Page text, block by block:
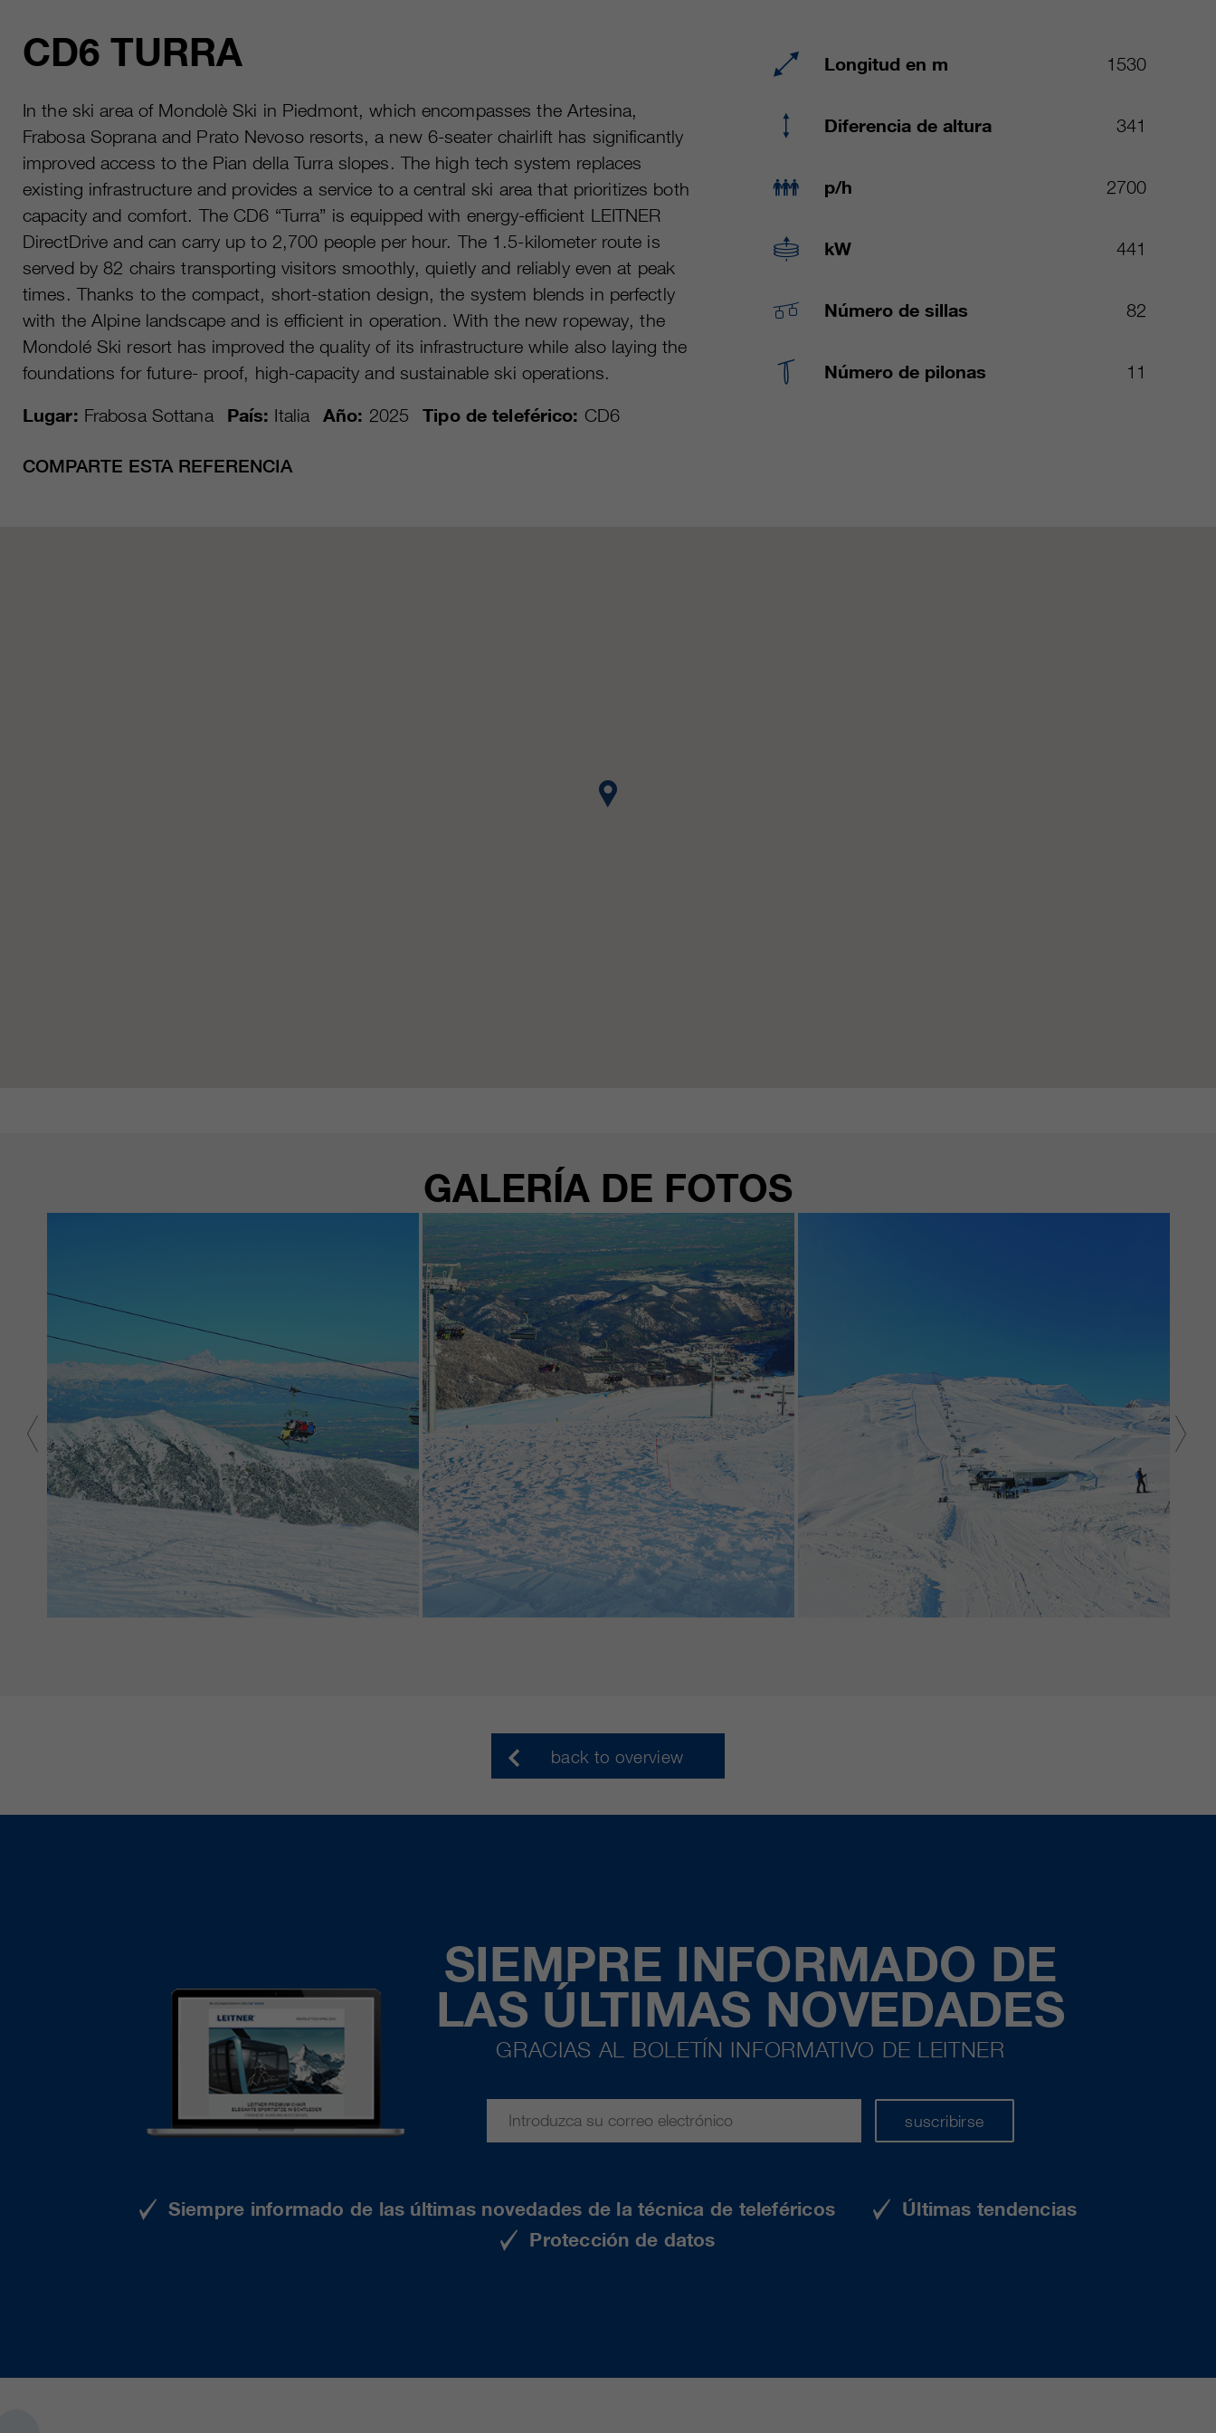
CD6 TURRA
In the ski area of Mondolè Ski in Piedmont, which encompasses the Artesina,
Frabosa Soprana and Prato Nevoso resorts, a new 6-seater chairlift has significantly
improved access to the Pian della Turra slopes. The high tech system replaces
existing infrastructure and provides a service to a central ski area that prioritizes both
capacity and comfort. The CD6 “Turra” is equipped with energy-efficient LEITNER
DirectDrive and can carry up to 2,700 people per hour. The 1.5-kilometer route is
served by 82 chairs transporting visitors smoothly, quietly and reliably even at peak
times. Thanks to the compact, short-station design, the system blends in perfectly
with the Alpine landscape and is efficient in operation. With the new ropeway, the
Mondolé Ski resort has improved the quality of its infrastructure while also laying the
foundations for future- proof, high-capacity and sustainable ski operations.
Lugar: Frabosa Sottana País: Italia Año: 2025 Tipo de teleférico: CD6
COMPARTE ESTA REFERENCIA
Longitud en m 1530
Diferencia de altura 341
p/h 2700
kW 441
Número de sillas 82
Número de pilonas 11
GALERÍA DE FOTOS
back to overview
SIEMPRE INFORMADO DE
LAS ÚLTIMAS NOVEDADES
GRACIAS AL BOLETÍN INFORMATIVO DE LEITNER
suscribirse
Siempre informado de las últimas novedades de la técnica de teleféricos
Últimas tendencias
Protección de datos
duración 30 días
fin
Guarda la configuración de la cookie
Mehrere - variieren zwischen 2 Jahren und 6
fin
Estas cookies son utilizadas por Google
información de uso, incluida información
personal y no personal. Para más información,
consulte la política de privacidad de Google
Analytics en https:/policies.google.com/
privacy. que nos ayudan a mejorar nuestras
aplicaciones y nuestros sitios web. Esta
información también se transmite a nuestros